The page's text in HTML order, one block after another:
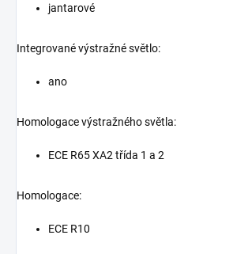
jantarové
Integrované výstražné světlo:
ano
Homologace výstražného světla:
ECE R65 XA2 třída 1 a 2
Homologace:
ECE R10